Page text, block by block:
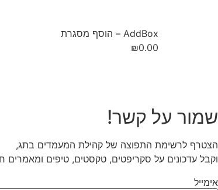
AddBox – הוסף מסגרת
₪0.00
שמור על קשר!
הצטרף לרשימת התפוצה של קהילת המעמדים בתג,
וקבל עדכונים על סקריפטים, טקסטים, טיפים ומאמרים
אימייל